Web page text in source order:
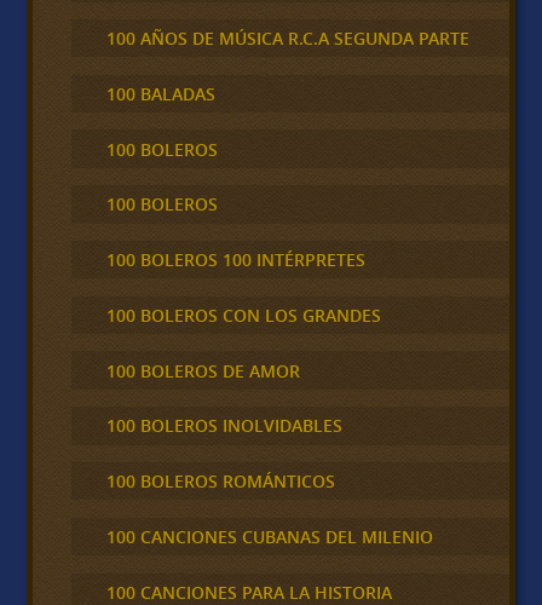
100 AÑOS DE MÚSICA R.C.A SEGUNDA PARTE
100 BALADAS
100 BOLEROS
100 BOLEROS
100 BOLEROS 100 INTÉRPRETES
100 BOLEROS CON LOS GRANDES
100 BOLEROS DE AMOR
100 BOLEROS INOLVIDABLES
100 BOLEROS ROMÁNTICOS
100 CANCIONES CUBANAS DEL MILENIO
100 CANCIONES PARA LA HISTORIA